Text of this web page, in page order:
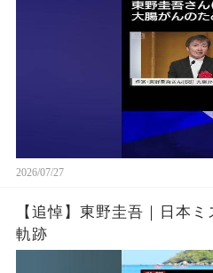
2026/07/27
【追悼】東野圭吾｜日本
軌跡